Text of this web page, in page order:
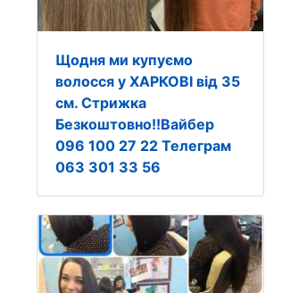
Щодня ми купуємо
волосся у ХАРКОВІ від 35
см. Стрижка
Безкоштовно!!Вайбер
096 100 27 22 Телеграм
063 301 33 56